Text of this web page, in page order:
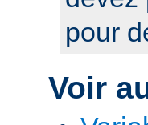
pour
Voir